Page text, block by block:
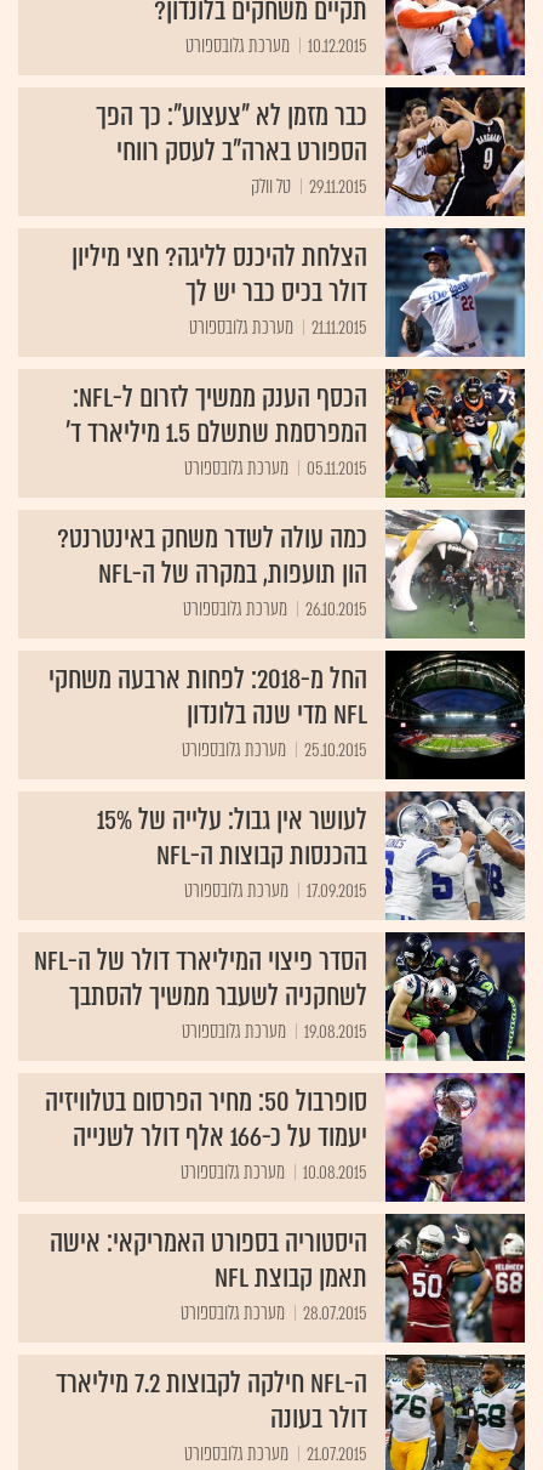
תקיים משחקים בלונדון?
10.12.2015 מערכת גלובספורט
כבר מזמן לא "צעצוע": כך הפך
הספורט בארה"ב לעסק רווחי
29.11.2015 טל וולק
הצלחת להיכנס לליגה? חצי מיליון
דולר בכיס כבר יש לך
21.11.2015 מערכת גלובספורט
הכסף הענק ממשיך לזרום ל-NFL:
המפרסמת שתשלם 1.5 מיליארד ד'
05.11.2015 מערכת גלובספורט
כמה עולה לשדר משחק באינטרנט?
הון תועפות, במקרה של ה-NFL
26.10.2015 מערכת גלובספורט
החל מ-2018: לפחות ארבעה משחקי
NFL מדי שנה בלונדון
25.10.2015 מערכת גלובספורט
לעושר אין גבול: עלייה של 15%
בהכנסות קבוצות ה-NFL
17.09.2015 מערכת גלובספורט
הסדר פיצוי המיליארד דולר של ה-NFL
לשחקניה לשעבר ממשיך להסתבך
19.08.2015 מערכת גלובספורט
סופרבול 50: מחיר הפרסום בטלוויזיה
יעמוד על כ-166 אלף דולר לשנייה
10.08.2015 מערכת גלובספורט
היסטוריה בספורט האמריקאי: אישה
תאמן קבוצת NFL
28.07.2015 מערכת גלובספורט
ה-NFL חילקה לקבוצות 7.2 מיליארד
דולר בעונה
21.07.2015 מערכת גלובספורט